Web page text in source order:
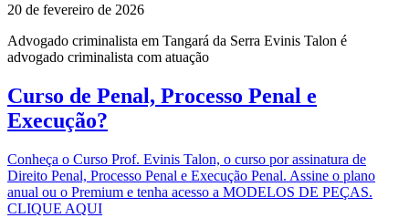
20 de fevereiro de 2026
Advogado criminalista em Tangará da Serra Evinis Talon é
advogado criminalista com atuação
Curso de Penal, Processo Penal e
Execução?
Conheça o Curso Prof. Evinis Talon, o curso por assinatura de
Direito Penal, Processo Penal e Execução Penal. Assine o plano
anual ou o Premium e tenha acesso a MODELOS DE PEÇAS.
CLIQUE AQUI